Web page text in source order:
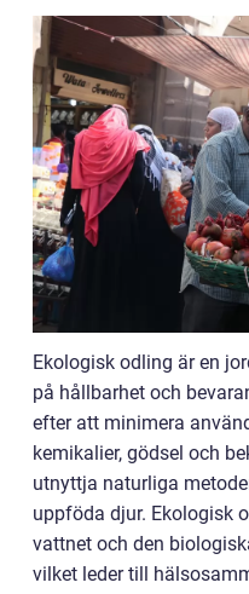
Ekologisk odling är en
på hållbarhet och
efter att minimera
kemikalier, gödsel och
utnyttja naturliga
uppföda djur. Ekologisk
vattnet och den
vilket leder till